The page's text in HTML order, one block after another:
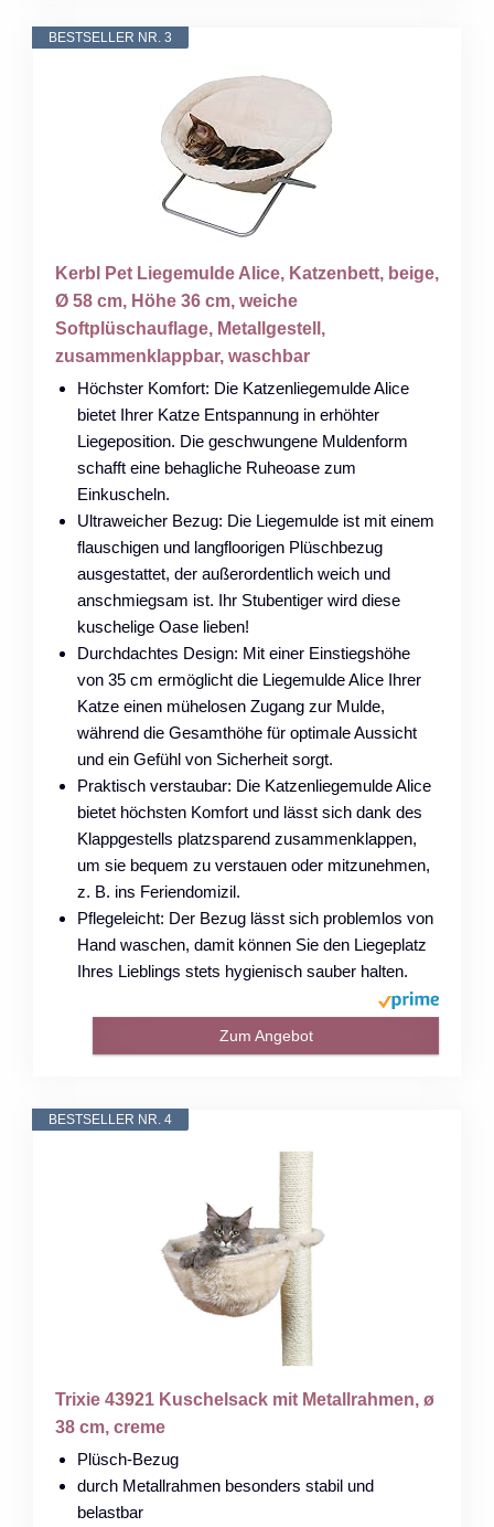
BESTSELLER NR. 3
Kerbl Pet Liegemulde Alice, Katzenbett, beige,
Ø 58 cm, Höhe 36 cm, weiche
Softplüschauflage, Metallgestell,
zusammenklappbar, waschbar
Höchster Komfort: Die Katzenliegemulde Alice
bietet Ihrer Katze Entspannung in erhöhter
Liegeposition. Die geschwungene Muldenform
schafft eine behagliche Ruheoase zum
Einkuscheln.
Ultraweicher Bezug: Die Liegemulde ist mit einem
flauschigen und langfloorigen Plüschbezug
ausgestattet, der außerordentlich weich und
anschmiegsam ist. Ihr Stubentiger wird diese
kuschelige Oase lieben!
Durchdachtes Design: Mit einer Einstiegshöhe
von 35 cm ermöglicht die Liegemulde Alice Ihrer
Katze einen mühelosen Zugang zur Mulde,
während die Gesamthöhe für optimale Aussicht
und ein Gefühl von Sicherheit sorgt.
Praktisch verstaubar: Die Katzenliegemulde Alice
bietet höchsten Komfort und lässt sich dank des
Klappgestells platzsparend zusammenklappen,
um sie bequem zu verstauen oder mitzunehmen,
z. B. ins Feriendomizil.
Pflegeleicht: Der Bezug lässt sich problemlos von
Hand waschen, damit können Sie den Liegeplatz
Ihres Lieblings stets hygienisch sauber halten.
Zum Angebot
BESTSELLER NR. 4
Trixie 43921 Kuschelsack mit Metallrahmen, ø
38 cm, creme
Plüsch-Bezug
durch Metallrahmen besonders stabil und
belastbar